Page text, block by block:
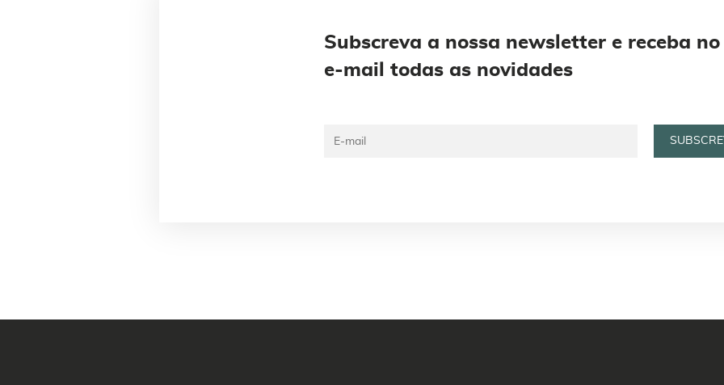
Subscreva a nossa newsletter e receba no
e-mail todas as novidades